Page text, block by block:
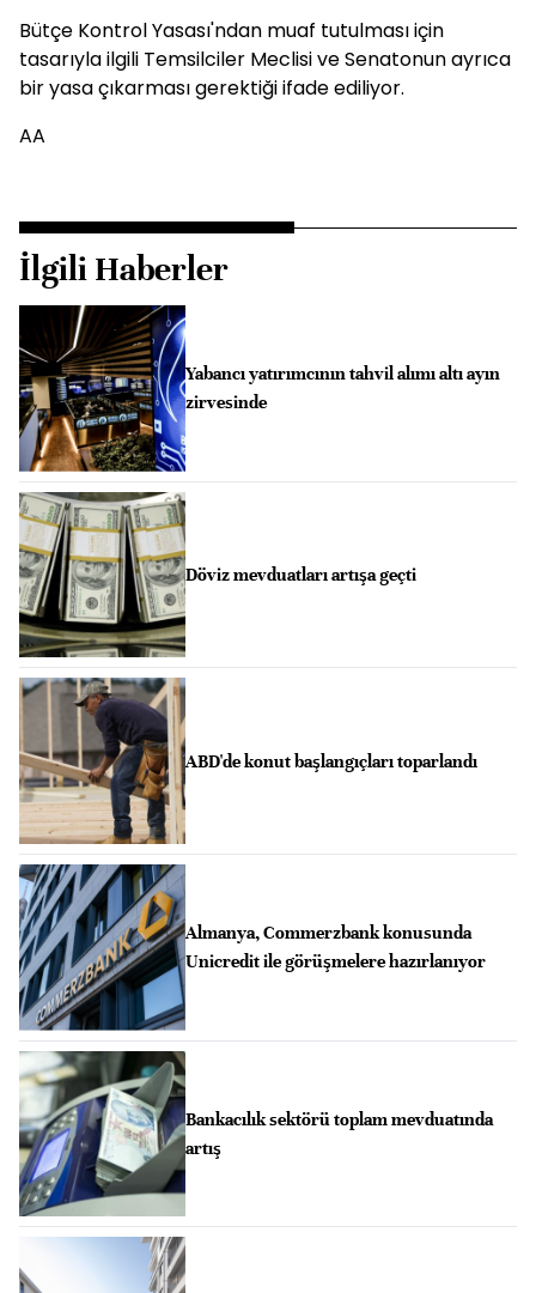
Bütçe Kontrol Yasası'ndan muaf tutulması için
tasarıyla ilgili Temsilciler Meclisi ve Senatonun ayrıca
bir yasa çıkarması gerektiği ifade ediliyor.
AA
İlgili Haberler
Yabancı yatırımcının tahvil alımı altı ayın
zirvesinde
Döviz mevduatları artışa geçti
ABD'de konut başlangıçları toparlandı
Almanya, Commerzbank konusunda
Unicredit ile görüşmelere hazırlanıyor
Bankacılık sektörü toplam mevduatında
artış